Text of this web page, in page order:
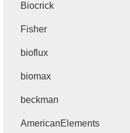
Biocrick
Fisher
bioflux
biomax
beckman
AmericanElements